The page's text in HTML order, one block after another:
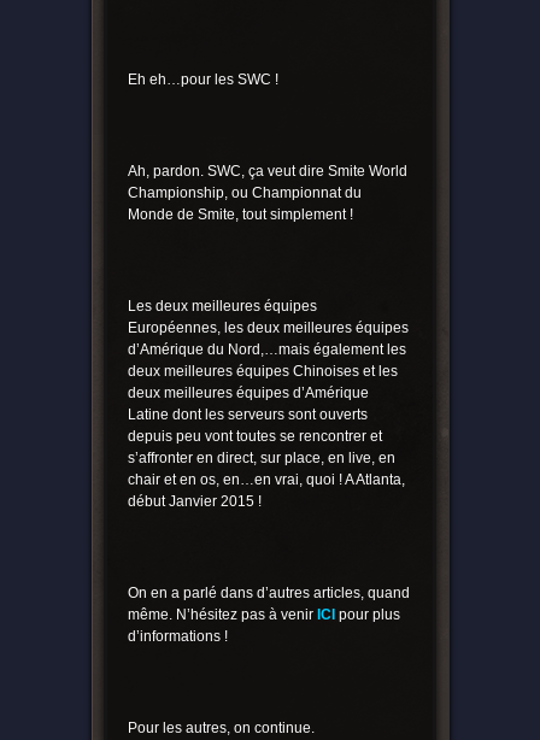
Eh eh…pour les SWC !
Ah, pardon. SWC, ça veut dire Smite World
Championship, ou Championnat du
Monde de Smite, tout simplement !
Les deux meilleures équipes
Européennes, les deux meilleures équipes
d’Amérique du Nord,…mais également les
deux meilleures équipes Chinoises et les
deux meilleures équipes d’Amérique
Latine dont les serveurs sont ouverts
depuis peu vont toutes se rencontrer et
s’affronter en direct, sur place, en live, en
chair et en os, en…en vrai, quoi ! A Atlanta,
début Janvier 2015 !
On en a parlé dans d’autres articles, quand
même. N’hésitez pas à venir ICI pour plus
d’informations !
Pour les autres, on continue.